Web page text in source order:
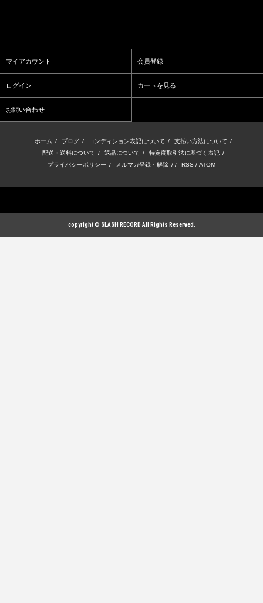
マイアカウント 会員登録
ログイン カートを見る
お問い合わせ
ホーム / ブログ / コンディション表記について / 支払い方法について /
配送・送料について / 返品について / 特定商取引法に基づく表記 /
プライバシーポリシー / メルマガ登録・解除 / / RSS / ATOM
copyright © SLASH RECORD All Rights Reserved.